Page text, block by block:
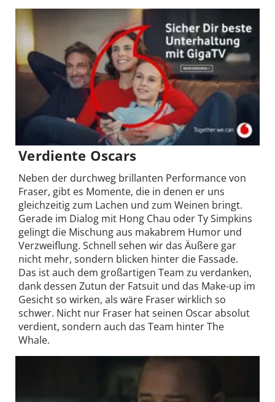
Verdiente Oscars
Neben der durchweg brillanten Performance von
Fraser, gibt es Momente, die in denen er uns
gleichzeitig zum Lachen und zum Weinen bringt.
Gerade im Dialog mit Hong Chau oder Ty Simpkins
gelingt die Mischung aus makabrem Humor und
Verzweiflung. Schnell sehen wir das Äußere gar
nicht mehr, sondern blicken hinter die Fassade.
Das ist auch dem großartigen Team zu verdanken,
dank dessen Zutun der Fatsuit und das Make-up im
Gesicht so wirken, als wäre Fraser wirklich so
schwer. Nicht nur Fraser hat seinen Oscar absolut
verdient, sondern auch das Team hinter The
Whale.